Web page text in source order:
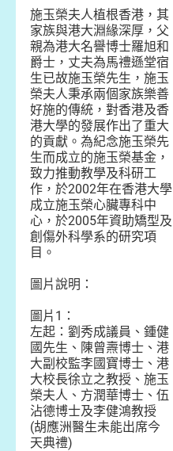
施玉榮夫人植根香港，其
家族與港大淵緣深厚，父
親為港大名譽博士羅旭和
爵士，丈夫為馬禮遜堂宿
生已故施玉榮先生，施玉
榮夫人秉承兩個家族樂善
好施的傳統，對香港及香
港大學的發展作出了重大
的貢獻。為紀念施玉榮先
生而成立的施玉榮基金，
致力推動教學及科研工
作，於2002年在香港大學
成立施玉榮心臟專科中
心，於2005年資助矯型及
創傷外科學系的研究項
目。
圖片說明：
圖片1：
左起：劉秀成議員、鍾健
國先生、陳曾燾博士、港
大副校監李國寶博士、港
大校長徐立之教授、施玉
榮夫人、方潤華博士、伍
沾德博士及李健鴻教授
(胡應洲醫生未能出席今
天典禮)